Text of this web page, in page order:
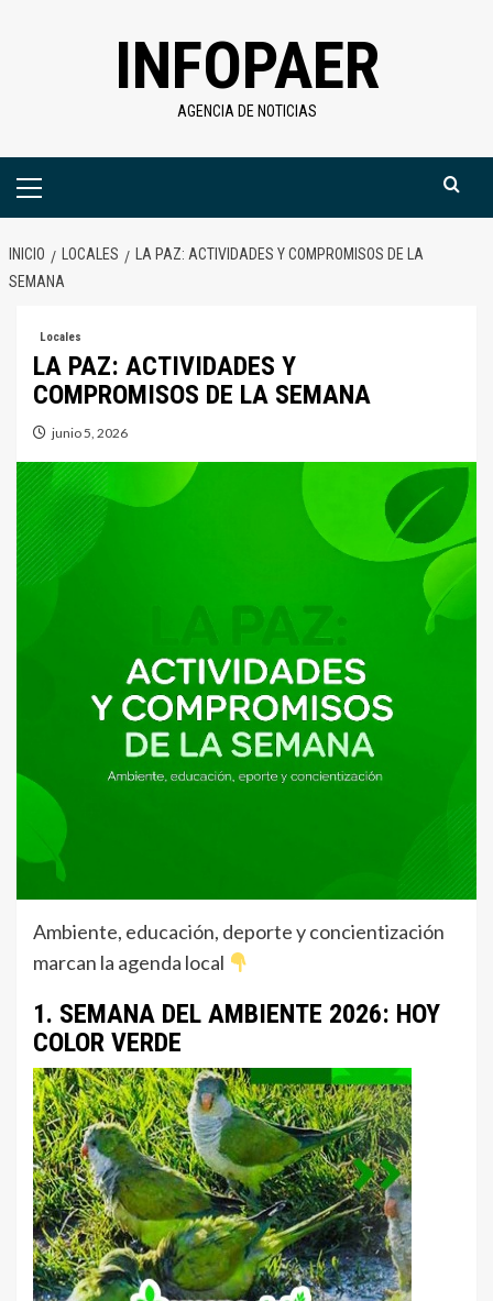
INFOPAER
AGENCIA DE NOTICIAS
Menú
INICIO LOCALES
LA PAZ: ACTIVIDADES Y COMPROMISOS DE LA
SEMANA
Locales
LA PAZ: ACTIVIDADES Y
COMPROMISOS DE LA SEMANA
junio 5, 2026
Ambiente, educación, deporte y concientización
marcan la agenda local
1. SEMANA DEL AMBIENTE 2026: HOY
COLOR VERDE